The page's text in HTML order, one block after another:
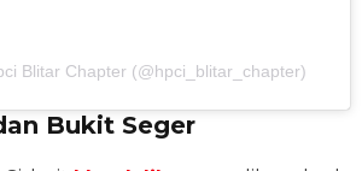
Blitar Chapter (@hpci_blitar_chapter)
Bukit Seger